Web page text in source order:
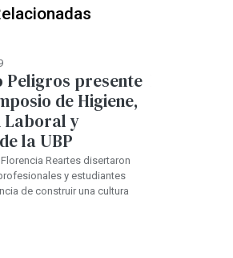
Peligros presente
de Higiene,
Laboral y
la UBP
Reartes disertaron
y estudiantes
de construir una cultura